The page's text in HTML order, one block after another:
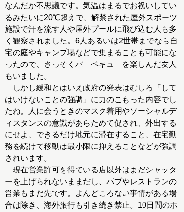
なんだか不思議です。気温はまるでお祝いしてい
るみたいに20℃超えで、解禁された屋外スポーツ
施設で汗を流す人や屋外プールに飛び込む人も多
く観察されました。6人あるいは2世帯までなら自
宅の庭やキャンプ場などで集まることも可能にな
ったので、さっそくバーベキューを楽しんだ友人
もいました。
しかし緩和とはいえ政府の発表はむしろ「して
はいけないことの強調」に力のこもった内容でし
たね。人に会うときのマスク着用やソーシャルデ
ィスタンスの意識があらためて促され、外出する
にせよ、できるだけ地元に滞在すること、在宅勤
務を続けて移動は最小限に抑えることなどが強調
されいます。
現在営業許可を得ている店以外はまだシャッタ
ーを上げられないままだし、パブやレストランの
営業もまだ先です。よんどころない事情がある場
合は除き、海外旅行も引き続き禁止。10日間のホ